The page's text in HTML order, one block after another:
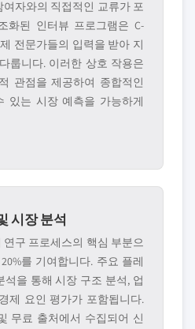
자와의 직접적인 교류가 포
화된 인터뷰 프로그램은 C-
전문가들의 입력을 받아 지
룹니다. 이러한 상호 작용은
관점을 제공하여 종합적인
있는 시장 예측을 가능하게
시장 분석
구 프로세스의 핵심 부분으
를 기여합니다. 주요 플레
을 통해 시장 구조 분석, 업
제 요인 평가가 포함됩니다.
무료 출처에서 수집되어 신